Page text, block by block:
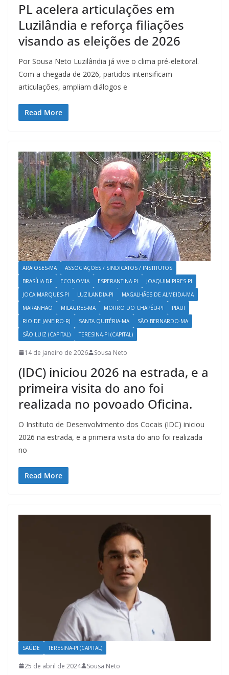
PL acelera articulações em
Luzilândia e reforça filiações
visando as eleições de 2026
Por Sousa Neto Luzilândia já vive o clima pré-eleitoral.
Com a chegada de 2026, partidos intensificam
articulações, ampliam diálogos e
Read More
ARAIOSES-MA
ASSOCIAÇÕES / SINDICATOS / INSTITUTOS
BRASÍLIA-DF
ECONOMIA ESPERANTINA-PI
JOAQUIM PIRES-PI
JOCA MARQUES-PI
LUZILANDIA-PI
MAGALHÃES DE ALMEIDA-MA
MARANHÃO
MILAGRES-MA MORRO DO CHAPÉU-PI
PIAUI
RIO DE JANEIRO-RJ
SANTA QUITÉRIA-MA
SÃO BERNARDO-MA
SÃO LUIZ (CAPITAL)
TERESINA-PI (CAPITAL)
14 de janeiro de 2026 Sousa Neto
(IDC) iniciou 2026 na estrada, e a
primeira visita do ano foi
realizada no povoado Oficina.
O Instituto de Desenvolvimento dos Cocais (IDC) iniciou
2026 na estrada, e a primeira visita do ano foi realizada
no
Read More
SAÚDE TERESINA-PI (CAPITAL)
25 de abril de 2024 Sousa Neto